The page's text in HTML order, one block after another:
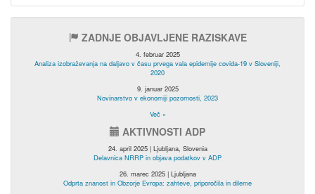
ZADNJE OBJAVLJENE RAZISKAVE
4. februar 2025
Analiza izobraževanja na daljavo v času prvega vala epidemije covida-19 v Sloveniji,
2020
9. januar 2025
Novinarstvo v ekonomiji pozornosti, 2023
Več »
AKTIVNOSTI ADP
24. april 2025 | Ljubljana, Slovenia
Delavnica NRRP in objava podatkov v ADP
26. marec 2025 | Ljubljana
Odprta znanost in Obzorje Evropa: zahteve, priporočila in dileme